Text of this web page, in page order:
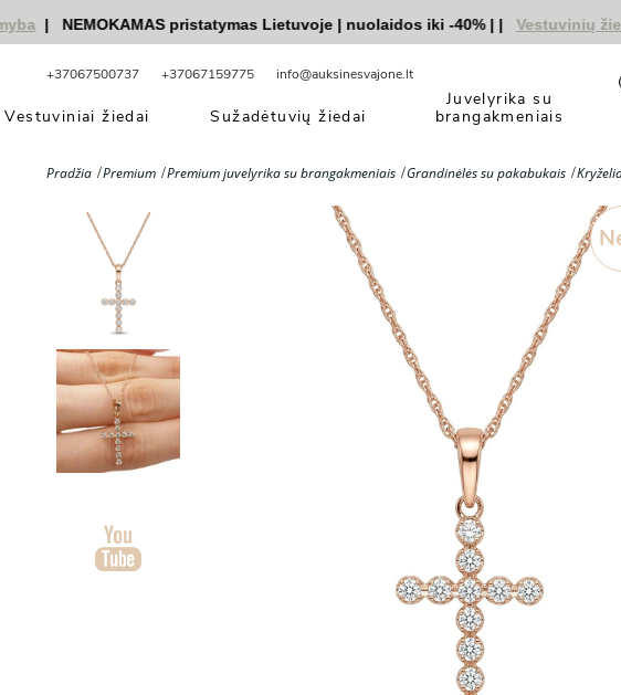
| NEMOKAMAS pristatymas Lietuvoje|nuolaidos iki -40%|| Vestuvinių žiedų
+37067500737 +37067159775 info@auksinesvajone.lt
Vestuviniai žiedai Sužadėtuvių žiedai
Juvelyrika su
brangakmeniais
Pradžia Premium Premium juvelyrika su brangakmeniais Grandinėlės su pakabukais